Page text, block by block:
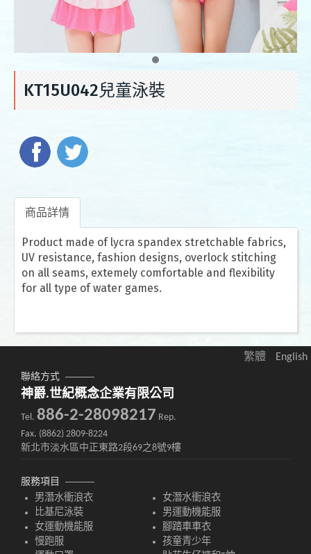
KT15U042兒童泳裝
商品詳情
Product made of lycra spandex stretchable fabrics,
UV resistance, fashion designs, overlock stitching
on all seams, extemely comfortable and flexibility
for all type of water games.
繁體 English
聯絡方式
神爵.世紀概念企業有限公司
Tel. 886-2-28098217 Rep.
Fax. (8862) 2809-8224
新北市淡水區中正東路2段69之8號9樓
服務項目
男潛水衝浪衣
女潛水衝浪衣
比基尼泳裝
男運動機能服
女運動機能服
腳踏車車衣
慢跑服
孩童青少年